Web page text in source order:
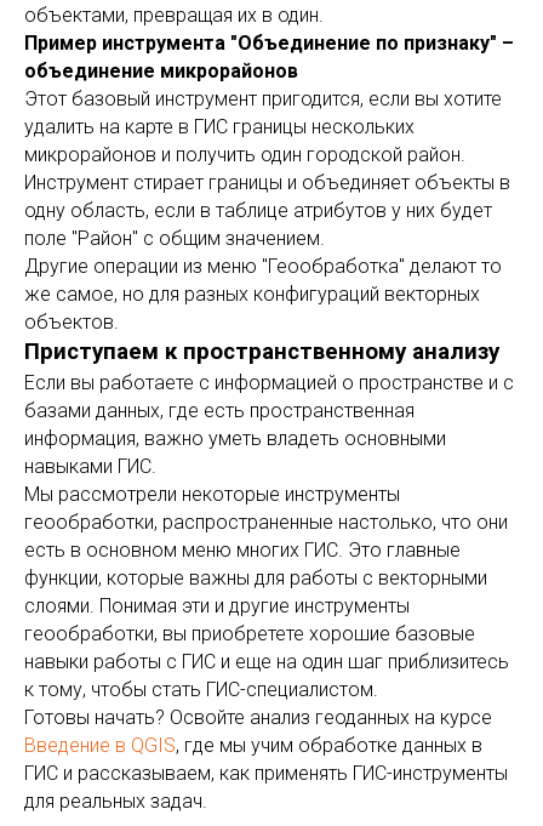
объектами, превращая их в один.
Пример инструмента "Объединение по признаку" –
объединение микрорайонов
Этот базовый инструмент пригодится, если вы хотите
удалить на карте в ГИС границы нескольких
микрорайонов и получить один городской район.
Инструмент стирает границы и объединяет объекты в
одну область, если в таблице атрибутов у них будет
поле "Район" с общим значением.
Другие операции из меню "Геообработка" делают то
же самое, но для разных конфигураций векторных
объектов.
Приступаем к пространственному анализу
Если вы работаете с информацией о пространстве и с
базами данных, где есть пространственная
информация, важно уметь владеть основными
навыками ГИС.
Мы рассмотрели некоторые инструменты
геообработки, распространенные настолько, что они
есть в основном меню многих ГИС. Это главные
функции, которые важны для работы с векторными
слоями. Понимая эти и другие инструменты
геообработки, вы приобретете хорошие базовые
навыки работы с ГИС и еще на один шаг приблизитесь
к тому, чтобы стать ГИС-специалистом.
Готовы начать? Освойте анализ геоданных на курсе
Введение в QGIS, где мы учим обработке данных в
ГИС и рассказываем, как применять ГИС-инструменты
для реальных задач.